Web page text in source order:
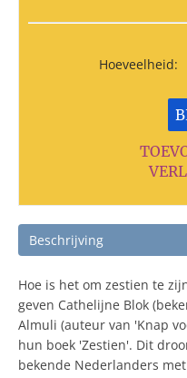
Hoeveelheid:
Beschrijving
Hoe is het om zestien te
geven Cathelijne Blok
Almuli (auteur van 'Knap
hun boek 'Zestien'. Dit
bekende Nederlanders